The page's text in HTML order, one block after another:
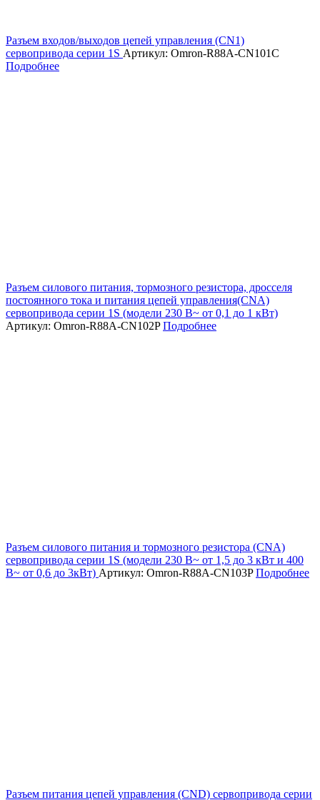
Разъем входов/выходов цепей управления (CN1)
сервопривода серии 1S Артикул: Omron-R88A-CN101C
Подробнее
Разъем силового питания, тормозного резистора, дросселя
постоянного тока и питания цепей управления(CNA)
сервопривода серии 1S (модели 230 В~ от 0,1 до 1 кВт)
Артикул: Omron-R88A-CN102PПодробнее
Разъем силового питания и тормозного резистора (CNA)
сервопривода серии 1S (модели 230 В~ от 1,5 до 3 кВт и 400
В~ от 0,6 до 3кВт) Артикул: Omron-R88A-CN103PПодробнее
Разъем питания цепей управления (CND) сервопривода серии